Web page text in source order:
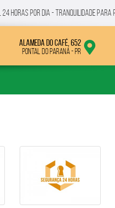
horas por dia - tRANQUILIDADE PARA
Alameda do Café, 652
Pontal do Paraná - PR